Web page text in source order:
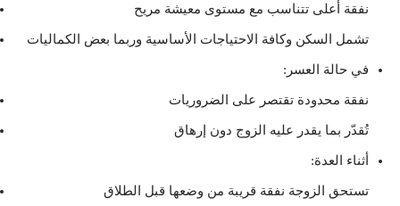
نفقة أعلى تتناسب مع مستوى معيشة مريح
تشمل السكن وكافة الاحتياجات الأساسية وربما بعض الكماليات
في حالة العسر:
نفقة محدودة تقتصر على الضروريات
تُقدّر بما يقدر عليه الزوج دون إرهاق
أثناء العدة:
تستحق الزوجة نفقة قريبة من وضعها قبل الطلاق